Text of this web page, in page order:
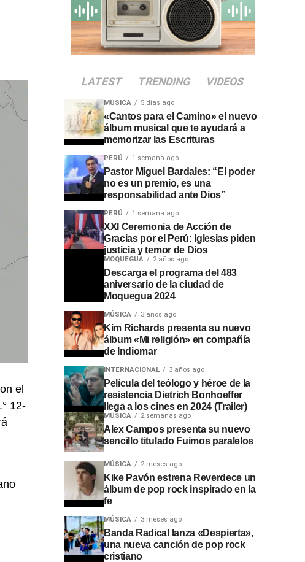
el
12-
LATEST TRENDING VIDEOS
MÚSICA 5 días ago
«Cantos para el Camino» el nuevo
álbum musical que te ayudará a
memorizar las Escrituras
PERÚ 1 semana ago
Pastor Miguel Bardales: “El poder
no es un premio, es una
responsabilidad ante Dios”
PERÚ 1 semana ago
XXI Ceremonia de Acción de
Gracias por el Perú: Iglesias piden
justicia y temor de Dios
MOQUEGUA 2 años ago
Descarga el programa del 483
aniversario de la ciudad de
Moquegua 2024
MÚSICA 3 años ago
Kim Richards presenta su nuevo
álbum «Mi religión» en compañía
de Indiomar
INTERNACIONAL 3 años ago
Película del teólogo y héroe de la
resistencia Dietrich Bonhoeffer
llega a los cines en 2024 (Trailer)
MÚSICA 2 semanas ago
Alex Campos presenta su nuevo
sencillo titulado Fuimos paralelos
MÚSICA 2 meses ago
Kike Pavón estrena Reverdece un
álbum de pop rock inspirado en la
fe
MÚSICA 3 meses ago
Banda Radical lanza «Despierta»,
una nueva canción de pop rock
cristiano